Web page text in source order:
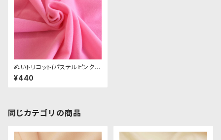
ぬいトリコット(パステルピンク)
NL015 ぬいぐるみ用薄手パイル
生地 20cm
¥440
同じカテゴリの商品